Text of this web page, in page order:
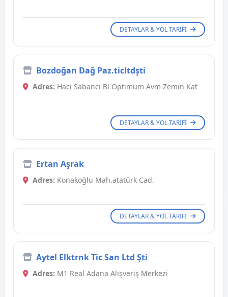
DETAYLAR & YOL TARIFI
Bozdoğan Dağ Paz.ticltdşti
Adres: Hacı Sabancı Bl Optımum Avm Zemin Kat
DETAYLAR & YOL TARIFI
Ertan Aşrak
Adres: Konakoğlu Mah.atatürk Cad.
DETAYLAR & YOL TARIFI
Aytel Elktrnk Tic San Ltd Şti
Adres: M1 Real Adana Alışveriş Merkezi